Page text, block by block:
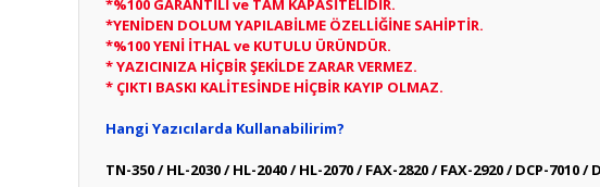
*%100 GARANTİLİ ve TAM KAPASİTELİDİR.
*YENİDEN DOLUM YAPILABİLME ÖZELLİĞİNE SAHİPTİR.
*%100 YENİ İTHAL ve KUTULU ÜRÜNDÜR.
* YAZICINIZA HİÇBİR ŞEKİLDE ZARAR VERMEZ.
* ÇIKTI BASKI KALİTESİNDE HİÇBİR KAYIP OLMAZ.
Hangi Yazıcılarda Kullanabilirim?
TN-350 / HL-2030 / HL-2040 / HL-2070 / FAX-2820 / FAX-2920 / DCP-7010 /